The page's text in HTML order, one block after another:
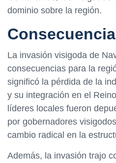
dominio sobre la región.
La invasión visigoda de
consecuencias para la
significó la pérdida de la
y su integración en el
líderes locales fueron
por gobernadores
cambio radical en la
Además, la invasión trajo